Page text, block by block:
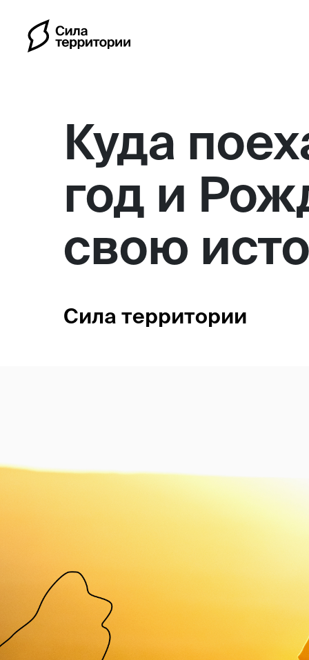
Календарь
Индивидуальные
Команда
Магазин
Куда
год и
свою
Сила территории